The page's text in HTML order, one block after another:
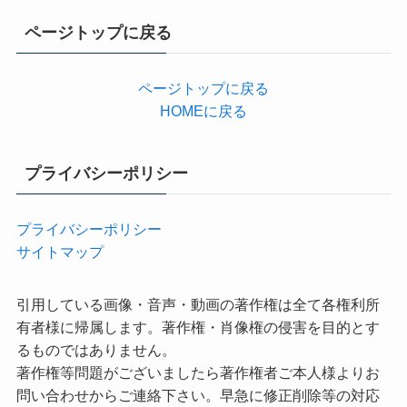
ページトップに戻る
ページトップに戻る
HOMEに戻る
プライバシーポリシー
プライバシーポリシー
サイトマップ
引用している画像・音声・動画の著作権は全て各権利所
有者様に帰属します。著作権・肖像権の侵害を目的とす
るものではありません。
著作権等問題がございましたら著作権者ご本人様よりお
問い合わせからご連絡下さい。早急に修正削除等の対応